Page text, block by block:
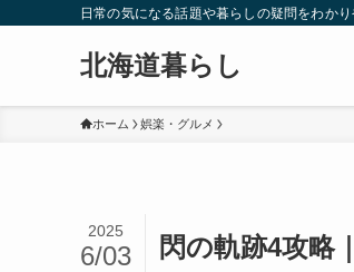
日常の気になる話題や暮らしの疑問をわかり
北海道暮らし
ホーム 娯楽・グルメ
閃の軌跡4攻略
2025
6/03